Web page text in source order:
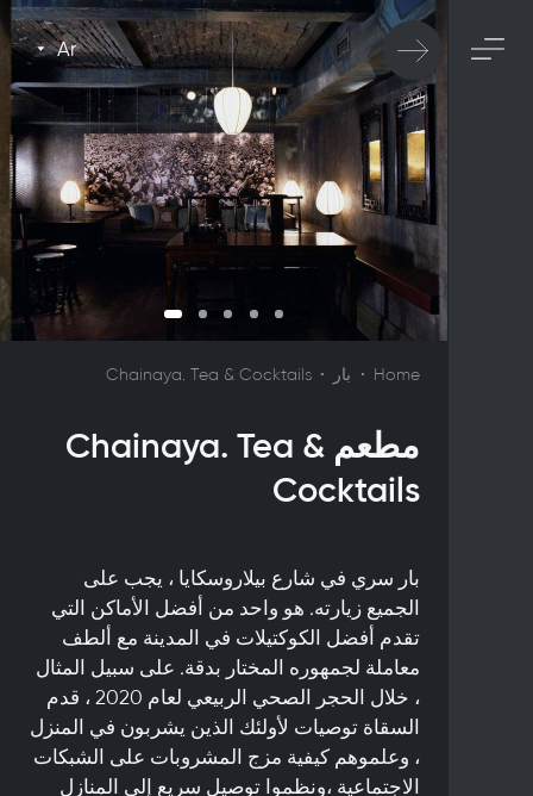
Ar
Home بار Chainaya. Tea & Cocktails
مطعم Chainaya. Tea &
Cocktails
بار سري في شارع بيلاروسكايا ، يجب على
الجميع زيارته. هو واحد من أفضل الأماكن التي
تقدم أفضل الكوكتيلات في المدينة مع ألطف
معاملة لجمهوره المختار بدقة. على سبيل المثال
، خلال الحجر الصحي الربيعي لعام 2020 ، قدم
السقاة توصيات لأولئك الذين يشربون في المنزل
، وعلموهم كيفية مزج المشروبات على الشبكات
الاجتماعية ،ونظموا توصيل سريع إلى المنازل